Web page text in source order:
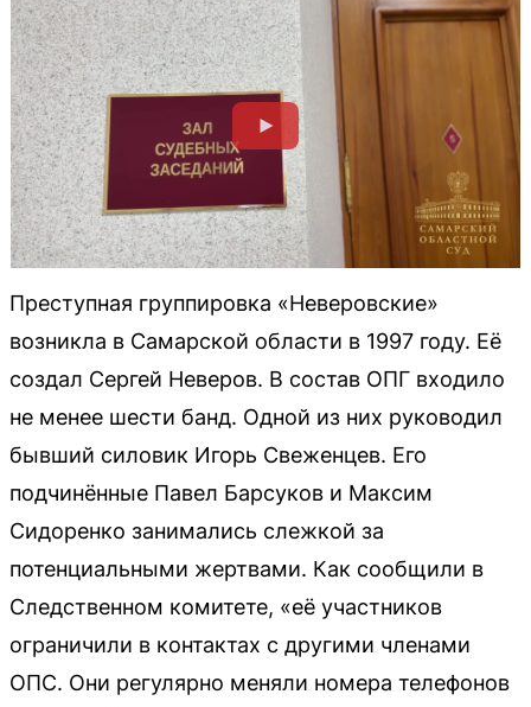
Преступная группировка «Неверовские»
возникла в Самарской области в 1997 году. Её
создал Сергей Неверов. В состав ОПГ входило
не менее шести банд. Одной из них руководил
бывший силовик Игорь Свеженцев. Его
подчинённые Павел Барсуков и Максим
Сидоренко занимались слежкой за
потенциальными жертвами. Как сообщили в
Следственном комитете, «её участников
ограничили в контактах с другими членами
ОПС. Они регулярно меняли номера телефонов